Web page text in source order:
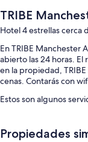
TRIBE
Hotel 4 estrellas cerca
En TRIBE Manchester
abierto las 24 horas.
en la propiedad,
cenas. Contarás con
Estos son algunos
out exprés
Propiedades